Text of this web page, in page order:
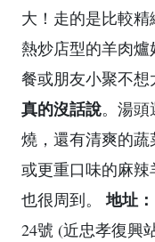
大！走的是比較
熱炒店型的羊肉
餐或朋友小聚不想
真的沒話說。湯
燒，還有清爽的蔬
或更重口味的麻
也很周到。地址：
24號 (近忠孝復興